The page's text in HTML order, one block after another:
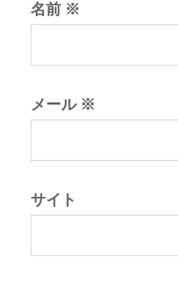
名前 ※
メール ※
サイト